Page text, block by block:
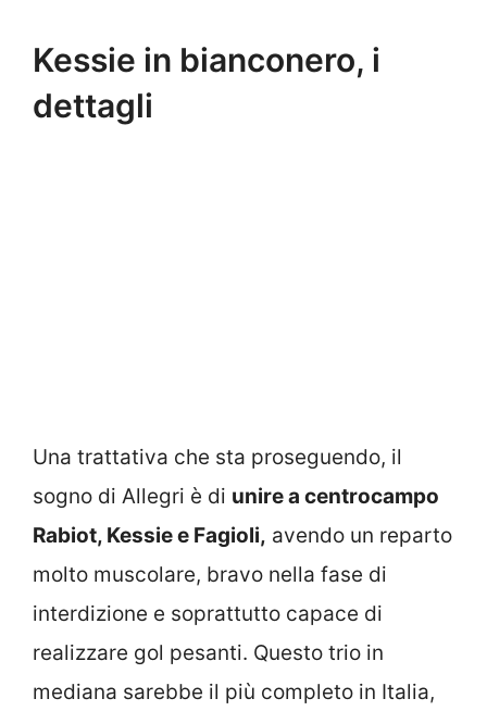
Kessie in bianconero, i
dettagli
Una trattativa che sta proseguendo, il
sogno di Allegri è di unire a centrocampo
Rabiot, Kessie e Fagioli, avendo un reparto
molto muscolare, bravo nella fase di
interdizione e soprattutto capace di
realizzare gol pesanti. Questo trio in
mediana sarebbe il più completo in Italia,